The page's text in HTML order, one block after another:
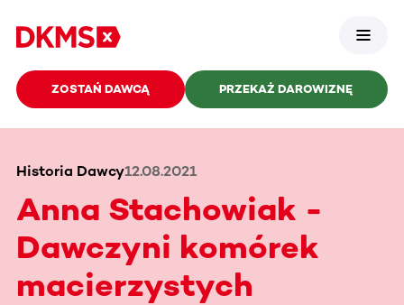
ZOSTAŃ DAWCĄ PRZEKAŻ DAROWIZNĘ
Historia Dawcy12.08.2021
Anna Stachowiak -
Dawczyni komórek
macierzystych